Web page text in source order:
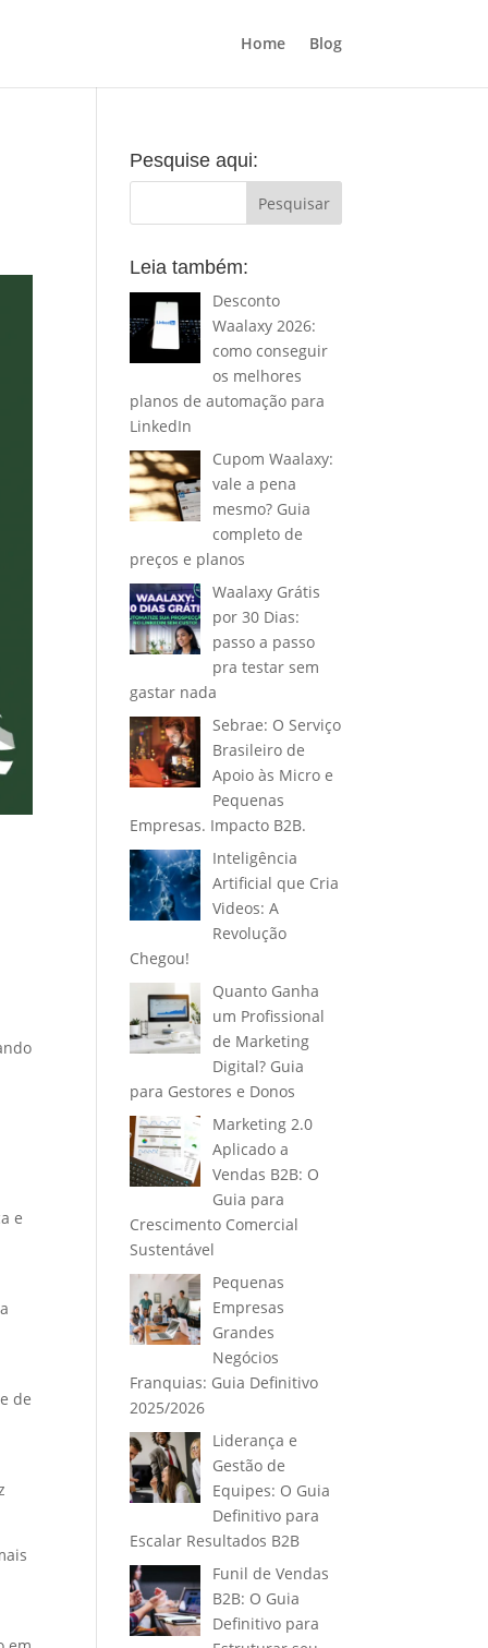
Home Blog
e
de
Pesquise aqui:
Leia também:
Desconto
Waalaxy 2026:
como conseguir
os melhores
planos de automação para
LinkedIn
Cupom Waalaxy:
vale a pena
mesmo? Guia
completo de
preços e planos
Waalaxy Grátis
por 30 Dias:
passo a passo
pra testar sem
gastar nada
Sebrae: O Serviço
Brasileiro de
Apoio às Micro e
Pequenas
Empresas. Impacto B2B.
Inteligência
Artificial que Cria
Videos: A
Revolução
Chegou!
Quanto Ganha
um Profissional
de Marketing
Digital? Guia
para Gestores e Donos
Marketing 2.0
Aplicado a
Vendas B2B: O
Guia para
Crescimento Comercial
Sustentável
Pequenas
Empresas
Grandes
Negócios
Franquias: Guia Definitivo
2025/2026
Liderança e
Gestão de
Equipes: O Guia
Definitivo para
Escalar Resultados B2B
Funil de Vendas
B2B: O Guia
Definitivo para